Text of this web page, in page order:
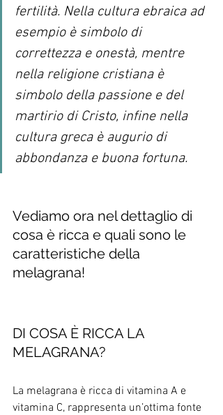
fertilità. Nella cultura ebraica ad
esempio è simbolo di
correttezza e onestà, mentre
nella religione cristiana è
simbolo della passione e del
martirio di Cristo, infine nella
cultura greca è augurio di
abbondanza e buona fortuna.
Vediamo ora nel dettaglio di
cosa è ricca e quali sono le
caratteristiche della
melagrana!
DI COSA È RICCA LA
MELAGRANA?
La melagrana è ricca di vitamina A e
vitamina C, rappresenta un’ottima fonte